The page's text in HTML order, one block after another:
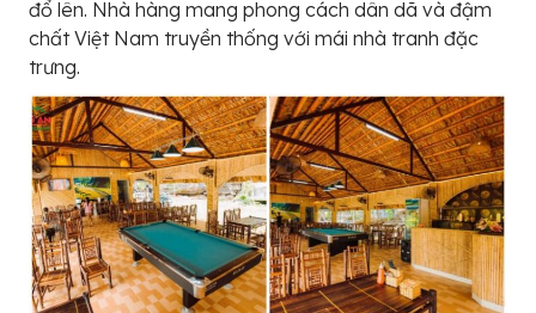
đổ lên. Nhà hàng mang phong cách dân dã và đậm
chất Việt Nam truyền thống với mái nhà tranh đặc
trưng.